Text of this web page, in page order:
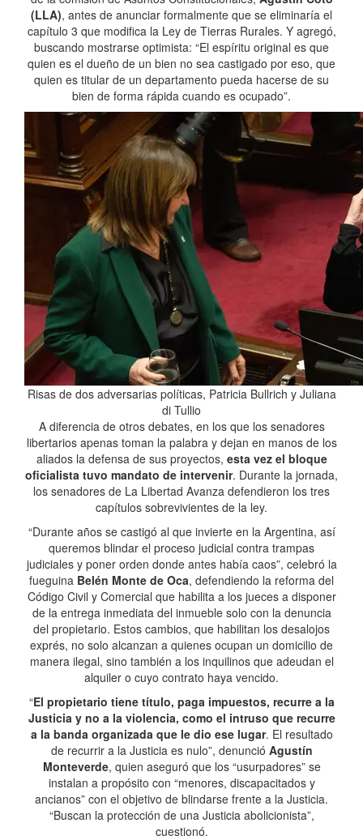
(LLA), antes de anunciar formalmente que se eliminaría el
capítulo 3 que modifica la Ley de Tierras Rurales. Y agregó,
buscando mostrarse optimista: “El espíritu original es que
quien es el dueño de un bien no sea castigado por eso, que
quien es titular de un departamento pueda hacerse de su
bien de forma rápida cuando es ocupado”.
Risas de dos adversarias políticas, Patricia Bullrich y Juliana
di Tullio
A diferencia de otros debates, en los que los senadores
libertarios apenas toman la palabra y dejan en manos de los
aliados la defensa de sus proyectos, esta vez el bloque
oficialista tuvo mandato de intervenir. Durante la jornada,
los senadores de La Libertad Avanza defendieron los tres
capítulos sobrevivientes de la ley.
“Durante años se castigó al que invierte en la Argentina, así
queremos blindar el proceso judicial contra trampas
judiciales y poner orden donde antes había caos”, celebró la
fueguina Belén Monte de Oca, defendiendo la reforma del
Código Civil y Comercial que habilita a los jueces a disponer
de la entrega inmediata del inmueble solo con la denuncia
del propietario. Estos cambios, que habilitan los desalojos
exprés, no solo alcanzan a quienes ocupan un domicilio de
manera ilegal, sino también a los inquilinos que adeudan el
alquiler o cuyo contrato haya vencido.
“El propietario tiene título, paga impuestos, recurre a la
Justicia y no a la violencia, como el intruso que recurre
a la banda organizada que le dio ese lugar. El resultado
de recurrir a la Justicia es nulo”, denunció Agustín
Monteverde, quien aseguró que los “usurpadores” se
instalan a propósito con “menores, discapacitados y
ancianos” con el objetivo de blindarse frente a la Justicia.
“Buscan la protección de una Justicia abolicionista”,
cuestionó.